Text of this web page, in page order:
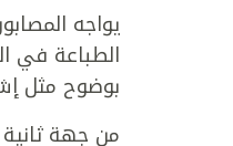
يواجه
الطباعة في
بوضوح مثل